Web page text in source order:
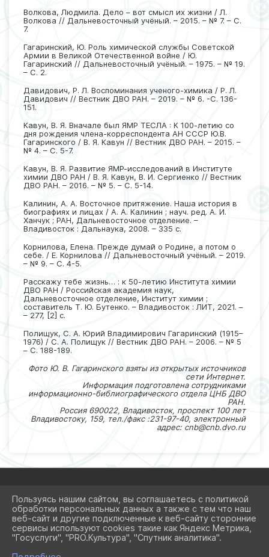
Волкова, Людмила. Дело – вот смысл их жизни / Л.
Волкова // Дальневосточный учёный. – 2015. – № 7. – С.
7.
Гагаринский, Ю. Роль химической службы Советской
Армии в Великой Отечественной войне / Ю.
Гагаринский // Дальневосточный учёный. – 1975. – № 19.
– С. 2.
Давидович, Р. Л. Воспоминания ученого-химика / Р. Л.
Давидович // Вестник ДВО РАН. – 2019. – № 6. -С. 136-
151.
Кавун, В. Я. Вначале был ЯМР ТЕСЛА : К 100-летию со
дня рождения члена-корреспондента АН СССР Ю.В.
Гагаринского / В. Я. Кавун // Вестник ДВО РАН. – 2015. –
№ 4. – С. 5-7.
Кавун, В. Я. Развитие ЯМР-исследований в Институте
химии ДВО РАН / В. Я. Кавун, В. И. Сергиенко // Вестник
ДВО РАН. – 2016. – № 5. – С. 5-14.
Калинин, А. А. Восточное притяжение. Наша история в
биографиях и лицах / А. А. Калинин ; науч. ред. А. И.
Ханчук ; РАН, Дальневосточное отделение. –
Владивосток : Дальнаука, 2008. – 335 с.
Корнилова, Елена. Прежде думай о Родине, а потом о
себе. / Е. Корнилова // Дальневосточный учёный. – 2019.
– № 9. – С. 4-5.
Расскажу тебе жизнь… : к 50-летию Института химии
ДВО РАН / Российская академия наук,
Дальневосточное отделение, Институт химии ;
составитель Т. Ю. Бутенко. – Владивосток : ЛИТ, 2021. –
– 277, [2] с.
Полищук, С. А. Юрий Владимирович Гагаринский (1915–
1976) / С. А. Полищук // Вестник ДВО РАН. – 2006. – № 5
– С. 188-189.
Фото Ю. В. Гагаринского взяты из открытых источников
сети Интернет.
Информация подготовлена сотрудниками
информационно-библиографического отдела ЦНБ ДВО
РАН.
Россия 690022, Владивосток, проспект 100 лет
Владивостоку, 159, тел./факс :231-97-40, электронный
адрес: cnb@cnb.dvo.ru
2026 Г. CNBDVO.RU
ВХОД
КАРТА САЙТА
ПОЛИТИКА ОБРАБОТКИ ПЕРСОНАЛЬНЫХ ДАННЫХ
Пользуясь нашим сайтом, вы соглашаетесь с политикой
обработки персональных данных а также с тем что наш
веб-сайт и другие подключенные к веб-сайту сторонние
сервисы используют cookies такие как Яндекс Метрика,
"Госуслуги", "PRO.Культура", "Спутник аналитика".